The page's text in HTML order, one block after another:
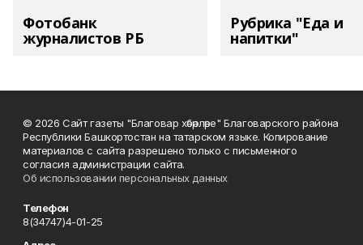
Фотобанк
журналистов РБ
Рубрика "Еда и
напитки"
© 2026 Сайт газеты "Благовар хәбәрләре" Благоварского района
Республики Башкортостан на татарском языке. Копирование
материалов с сайта разрешено только с письменного
согласия администрации сайта.
Об использовании персональных данных
Телефон
8(34747)4-01-25